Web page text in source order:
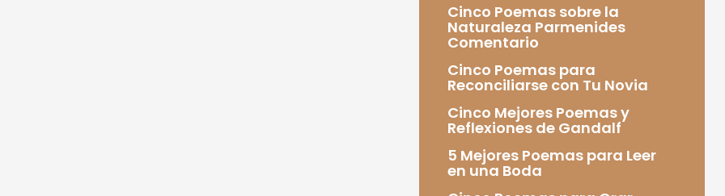
Cinco Poemas sobre la
Naturaleza Parmenides
Comentario
Cinco Poemas para
Reconciliarse con Tu Novia
Cinco Mejores Poemas y
Reflexiones de Gandalf
5 Mejores Poemas para Leer
en una Boda